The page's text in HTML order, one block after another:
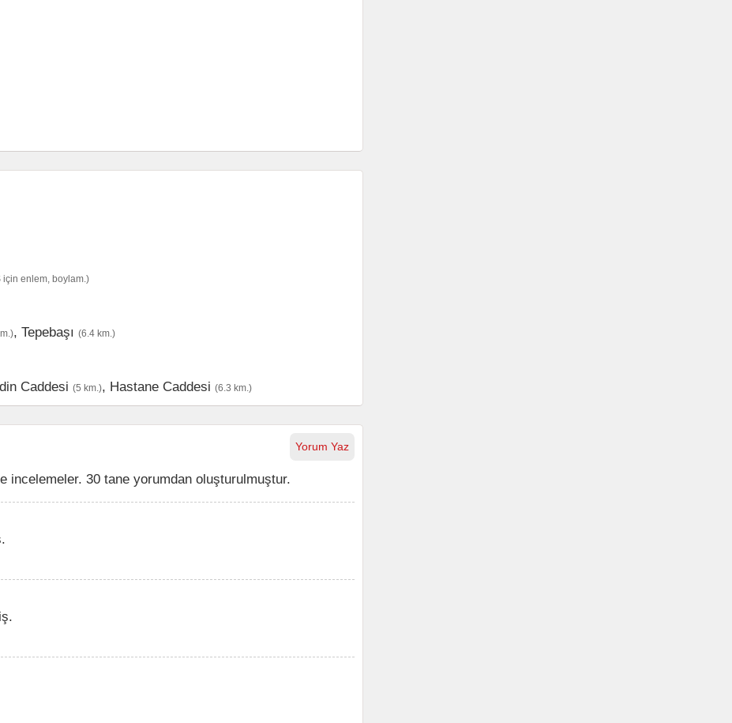
için enlem, boylam.)
, Tepebaşı (6.4 km.)
Caddesi (5 km.), Hastane Caddesi (6.3 km.)
Yorum Yaz
incelemeler. 30 tane yorumdan oluşturulmuştur.